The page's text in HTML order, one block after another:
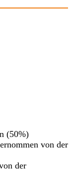
(50%)
von der
der